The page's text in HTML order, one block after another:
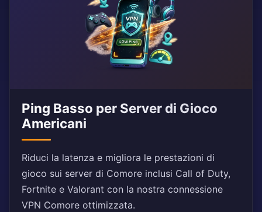
Ping Basso per Server di Gioco
Americani
Riduci la latenza e migliora le prestazioni di
gioco sui server di Comore inclusi Call of Duty,
Fortnite e Valorant con la nostra connessione
VPN Comore ottimizzata.